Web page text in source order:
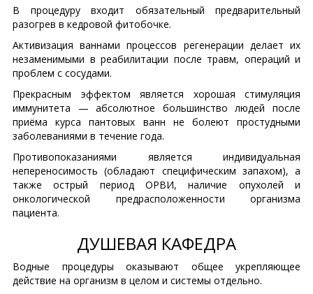
В процедуру входит обязательный предварительный
разогрев в кедровой фитобочке.
Активизация ваннами процессов регенерации делает их
незаменимыми в реабилитации после травм, операций и
проблем с сосудами.
Прекрасным эффектом является хорошая стимуляция
иммунитета — абсолютное большинство людей после
приёма курса пантовых ванн не болеют простудными
заболеваниями в течение года.
Противопоказаниями является индивидуальная
непереносимость (обладают специфическим запахом), а
также острый период ОРВИ, наличие опухолей и
онкологической предрасположенности организма
пациента.
ДУШЕВАЯ КАФЕДРА
Водные процедуры оказывают общее укрепляющее
действие на организм в целом и системы отдельно.